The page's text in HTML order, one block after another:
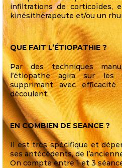
infiltrations de corticoïdes,
kinésithérapeute et/ou un
QUE FAIT L’ÉTIOPATHIE ?
Par des techniques
l’étiopathe agira sur les
supprimant avec
découlent.
EN COMBIEN DE SEANCE ?
Il est très spécifique et
ses antécédents, de
On compte entre 1 et 3